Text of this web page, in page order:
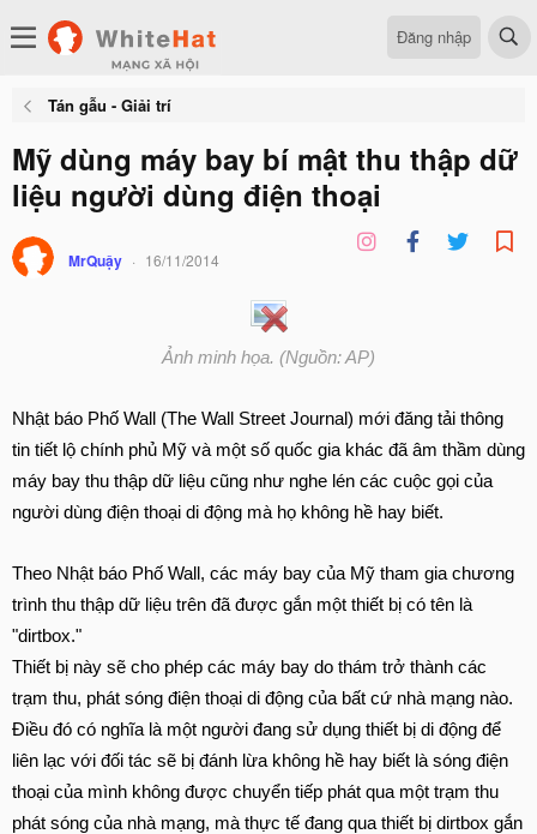
Đăng nhập
Tán gẫu - Giải trí
Mỹ dùng máy bay bí mật thu thập dữ
liệu người dùng điện thoại
MrQuậy 16/11/2014
Ảnh minh họa. (Nguồn: AP)
Nhật báo Phố Wall (The Wall Street Journal) mới đăng tải thông
tin tiết lộ chính phủ Mỹ và một số quốc gia khác đã âm thầm dùng
máy bay thu thập dữ liệu cũng như nghe lén các cuộc gọi của
người dùng điện thoại di động mà họ không hề hay biết.
Theo Nhật báo Phố Wall, các máy bay của Mỹ tham gia chương
trình thu thập dữ liệu trên đã được gắn một thiết bị có tên là
"dirtbox."
Thiết bị này sẽ cho phép các máy bay do thám trở thành các
trạm thu, phát sóng điện thoại di động của bất cứ nhà mạng nào.
Điều đó có nghĩa là một người đang sử dụng thiết bị di động để
liên lạc với đối tác sẽ bị đánh lừa không hề hay biết là sóng điện
thoại của mình không được chuyển tiếp phát qua một trạm thu
phát sóng của nhà mạng, mà thực tế đang qua thiết bị dirtbox gắn